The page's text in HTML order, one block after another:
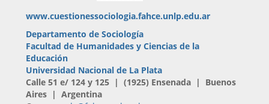
www.cuestionessociologia.fahce.unlp.edu.ar
Departamento de Sociología
Facultad de Humanidades y Ciencias de la
Educación
Universidad Nacional de La Plata
Calle 51 e/ 124 y 125 | (1925) Ensenada | Buenos
Aires | Argentina